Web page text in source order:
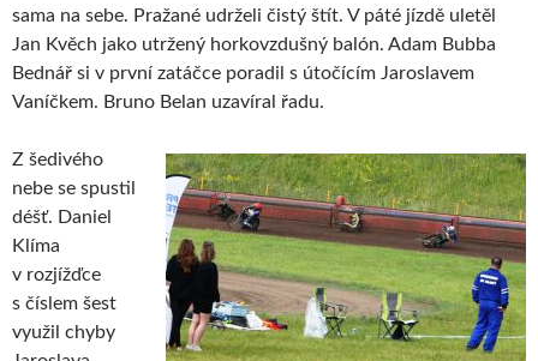
sama na sebe. Pražané udrželi čistý štít. V páté jízdě uletěl
Jan Kvěch jako utržený horkovzdušný balón. Adam Bubba
Bednář si v první zatáčce poradil s útočícím Jaroslavem
Vaníčkem. Bruno Belan uzavíral řadu.
Z šedivého
nebe se spustil
déšť. Daniel
Klíma
v rozjížďce
s číslem šest
využil chyby